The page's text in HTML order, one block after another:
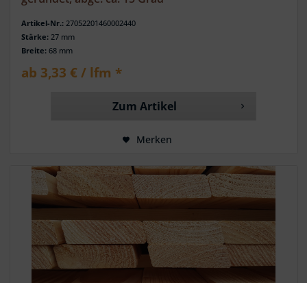
Artikel-Nr.: 27052201460002440
Stärke: 27 mm
Breite: 68 mm
ab 3,33 € / lfm *
Zum Artikel
Merken